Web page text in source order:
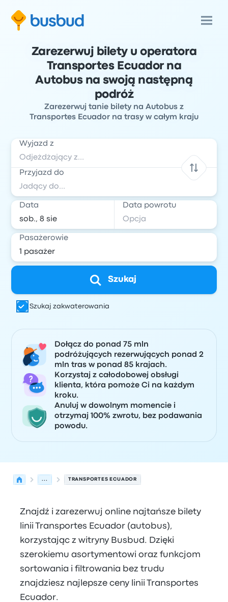
Zarezerwuj bilety u operatora
Transportes Ecuador na
Autobus na swoją następną
podróż
Zarezerwuj tanie bilety na Autobus z
Transportes Ecuador na trasy w całym kraju
Wyjazd z
Przyjazd do
Data Data powrotu
Pasażerowie
Szukaj
Szukaj zakwaterowania
Dołącz do ponad 75 mln
podróżujących rezerwujących ponad 2
mln tras w ponad 85 krajach.
Korzystaj z całodobowej obsługi
klienta, która pomoże Ci na każdym
kroku.
Anuluj w dowolnym momencie i
otrzymaj 100% zwrotu, bez podawania
powodu.
... TRANSPORTES ECUADOR
Znajdź i zarezerwuj online najtańsze bilety
linii Transportes Ecuador (autobus),
korzystając z witryny Busbud. Dzięki
szerokiemu asortymentowi oraz funkcjom
sortowania i filtrowania bez trudu
znajdziesz najlepsze ceny linii Transportes
Ecuador.